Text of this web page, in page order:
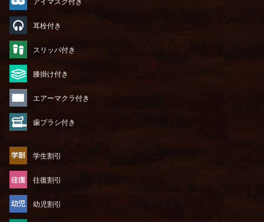
アイマスク付き
耳栓付き
スリッパ付き
膝掛け付き
エアーマクラ付き
歯ブラシ付き
学生割引
往復割引
幼児割引